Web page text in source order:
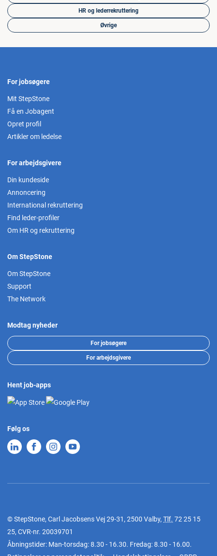
HR og lederrekruttering
Øvrige
For jobsøgere
Mit StepStone
Få en Jobagent
Opret profil
Artikler om ledelse
For arbejdsgivere
Din kundeside
Annoncering
International rekruttering
Find leder-profiler
Om HR og rekruttering
Om StepStone
Om StepStone
Support
The Network
Modtag nyheder
For jobsøgere
For arbejdsgivere
Hent job-apps
Følg os
© StepStone, Carl Jacobsens Vej 29-31, 2500 Valby, Tlf. 72 25 15
25, CVR-nr. 20039701
Åbningstider: Man-torsdag: 8.30 - 16.30. Fredag: 8.30 - 16.00.